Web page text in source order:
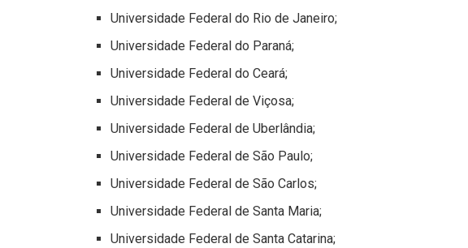
Universidade Federal do Rio de Janeiro;
Universidade Federal do Paraná;
Universidade Federal do Ceará;
Universidade Federal de Viçosa;
Universidade Federal de Uberlândia;
Universidade Federal de São Paulo;
Universidade Federal de São Carlos;
Universidade Federal de Santa Maria;
Universidade Federal de Santa Catarina;